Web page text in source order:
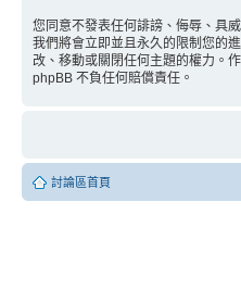
您同意不發表任何誹謗、侮辱、具
我們將會立即並且永久的限制您的
改、移動或關閉任何主題的權力。
phpBB 不負任何賠償責任。
討論區首頁